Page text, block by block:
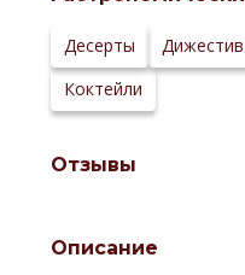
Сайт
производителя:
Десерты Дижестив
Коктейли
Отзывы
Описание